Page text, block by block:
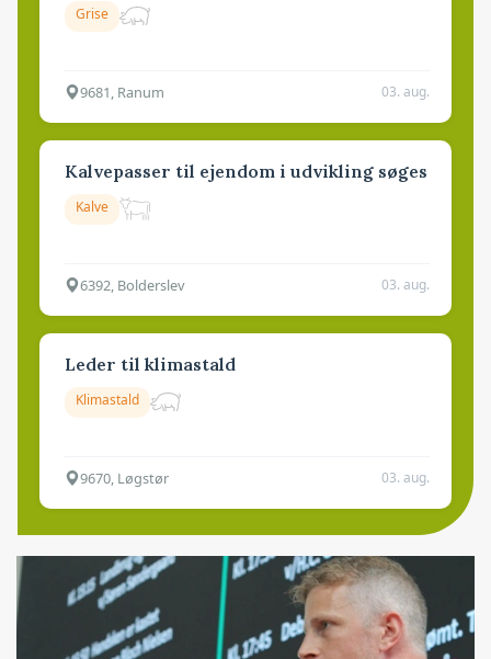
Grise
9681, Ranum 03. aug.
Kalvepasser til ejendom i udvikling søges
Kalve
6392, Bolderslev 03. aug.
Leder til klimastald
Klimastald
9670, Løgstør 03. aug.